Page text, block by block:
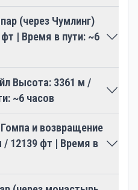
и царит атмосфера
не только
природных
духовное
и ограниченная
сохранению
делая треккинг в
особенным и стоящим
гармоничное сочетание
Гималаев.
(через Чумлинг)
| Время в пути: ~6
Высота: 3361 м /
~6 часов
и возвращение
/ 12139 фт | Время в